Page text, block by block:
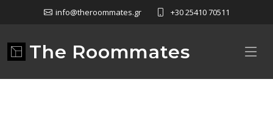
info@theroommates.gr +30 25410 70511
The Roommates